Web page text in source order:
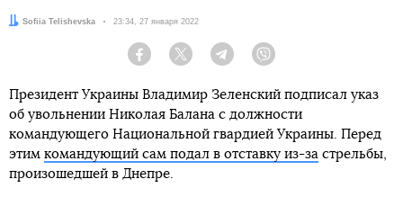
Автор:
Sofiia Telishevska Дата:
23:34, 27 января 2022
Facebook Twitter Telegram
Президент Украины Владимир Зеленский подписал указ
об увольнении Николая Балана с должности
командующего Национальной гвардией Украины. Перед
этим командующий сам подал в отставку из-за стрельбы,
произошедшей в Днепре.